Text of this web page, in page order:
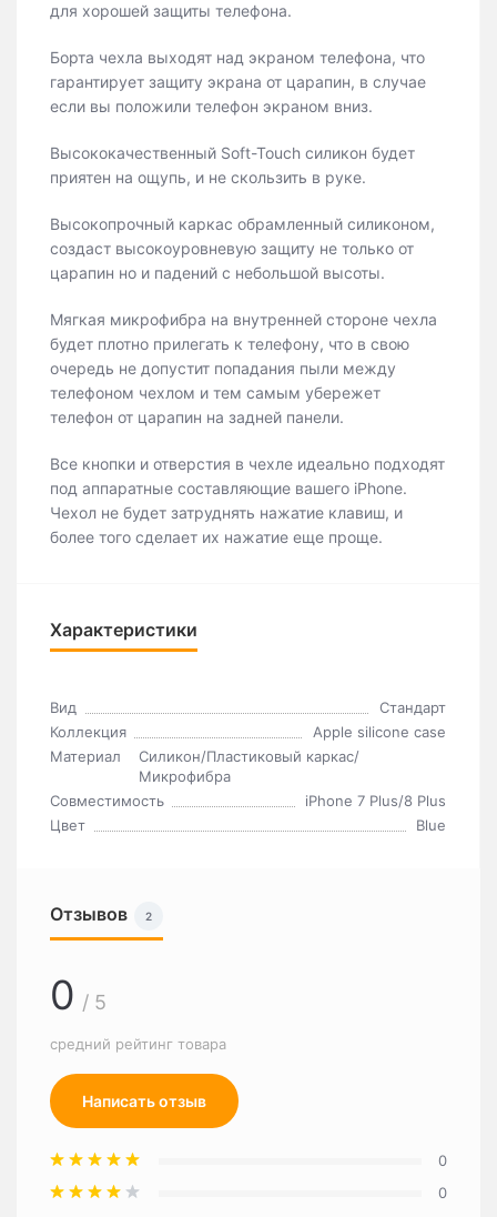
для хорошей защиты телефона.
Борта чехла выходят над экраном телефона, что
гарантирует защиту экрана от царапин, в случае
если вы положили телефон экраном вниз.
Высококачественный Soft-Touch силикон будет
приятен на ощупь, и не скользить в руке.
Высокопрочный каркас обрамленный силиконом,
создаст высокоуровневую защиту не только от
царапин но и падений с небольшой высоты.
Мягкая микрофибра на внутренней стороне чехла
будет плотно прилегать к телефону, что в свою
очередь не допустит попадания пыли между
телефоном чехлом и тем самым убережет
телефон от царапин на задней панели.
Все кнопки и отверстия в чехле идеально подходят
под аппаратные составляющие вашего iPhone.
Чехол не будет затруднять нажатие клавиш, и
более того сделает их нажатие еще проще.
Характеристики
Вид
Стандарт
Коллекция
Apple silicone case
Материал
Силикон/Пластиковый каркас/
Микрофибра
Совместимость
iPhone 7 Plus/8 Plus
Цвет
Blue
Отзывов 2
0 / 5
средний рейтинг товара
Написать отзыв
0
0